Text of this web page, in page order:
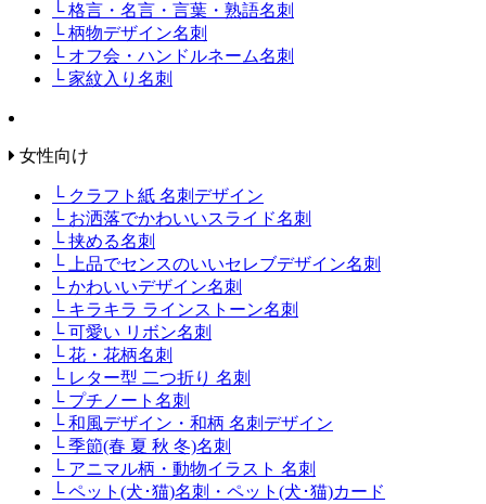
└ 格言・名言・言葉・熟語名刺
└ 柄物デザイン名刺
└ オフ会・ハンドルネーム名刺
└ 家紋入り名刺
女性向け
└ クラフト紙 名刺デザイン
└ お洒落でかわいいスライド名刺
└ 挟める名刺
└ 上品でセンスのいいセレブデザイン名刺
└ かわいいデザイン名刺
└ キラキラ ラインストーン名刺
└ 可愛い リボン名刺
└ 花・花柄名刺
└ レター型 二つ折り 名刺
└ プチノート名刺
└ 和風デザイン・和柄 名刺デザイン
└ 季節(春 夏 秋 冬)名刺
└ アニマル柄・動物イラスト 名刺
└ ペット(犬･猫)名刺・ペット(犬･猫)カード